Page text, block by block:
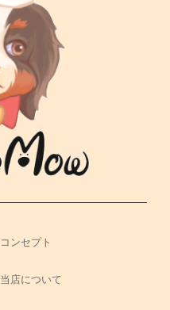
コンセプト
当店について